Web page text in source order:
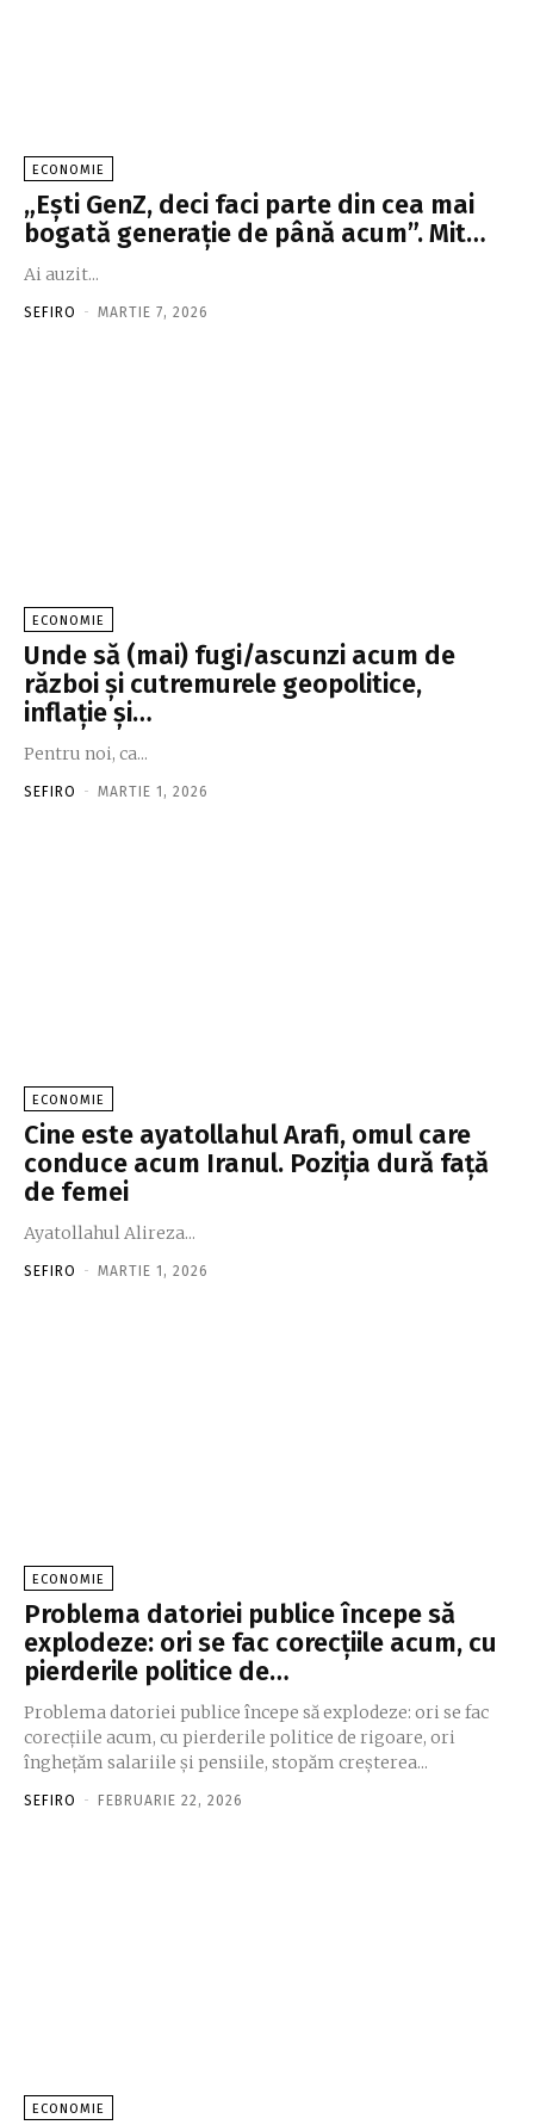
ECONOMIE
„Eşti GenZ, deci faci parte din cea mai
bogată generaţie de până acum”. Mit…
Ai auzit...
SEFIRO - MARTIE 7, 2026
ECONOMIE
Unde să (mai) fugi/ascunzi acum de
război şi cutremurele geopolitice,
inflaţie şi…
Pentru noi, ca...
SEFIRO - MARTIE 1, 2026
ECONOMIE
Cine este ayatollahul Arafi, omul care
conduce acum Iranul. Poziţia dură faţă
de femei
Ayatollahul Alireza...
SEFIRO - MARTIE 1, 2026
ECONOMIE
Problema datoriei publice începe să
explodeze: ori se fac corecţiile acum, cu
pierderile politice de…
Problema datoriei publice începe să explodeze: ori se fac
corecţiile acum, cu pierderile politice de rigoare, ori
îngheţăm salariile şi pensiile, stopăm creşterea...
SEFIRO - FEBRUARIE 22, 2026
ECONOMIE